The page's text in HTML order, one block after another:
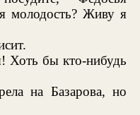
молодость? Живу я
Хоть бы кто-нибудь
на Базарова, но